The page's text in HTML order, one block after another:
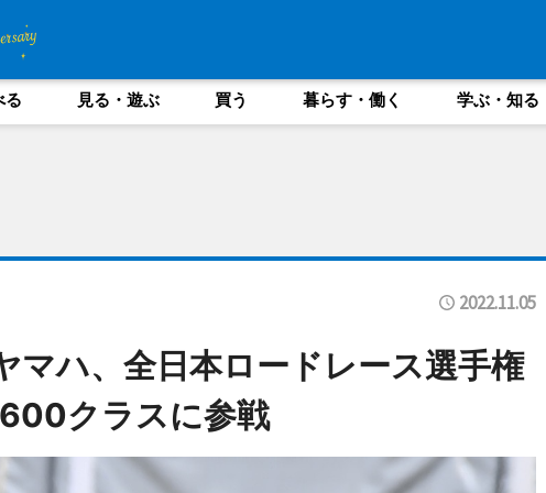
る 見る・遊ぶ 買う 暮らす・働く 学ぶ・知る
2022.11.05
マハ、全日本ロードレース選手権
クラスに参戦